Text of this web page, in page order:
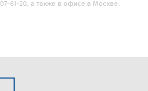
61-20, а также в офисе в Москве.